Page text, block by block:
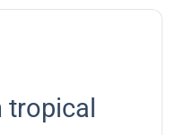
tropical